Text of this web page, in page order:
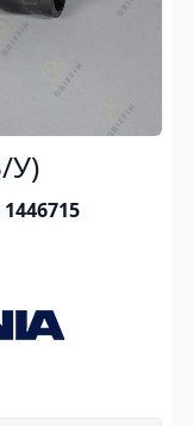
У)
1446715